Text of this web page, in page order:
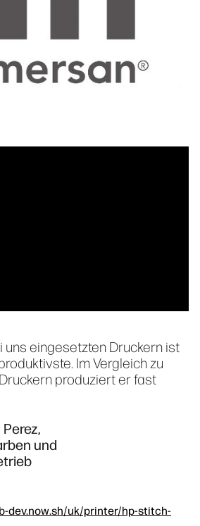
uns eingesetzten Druckern ist
Im Vergleich zu
produziert er fast
und
dev.now.sh/uk/printer/hp-stitch-